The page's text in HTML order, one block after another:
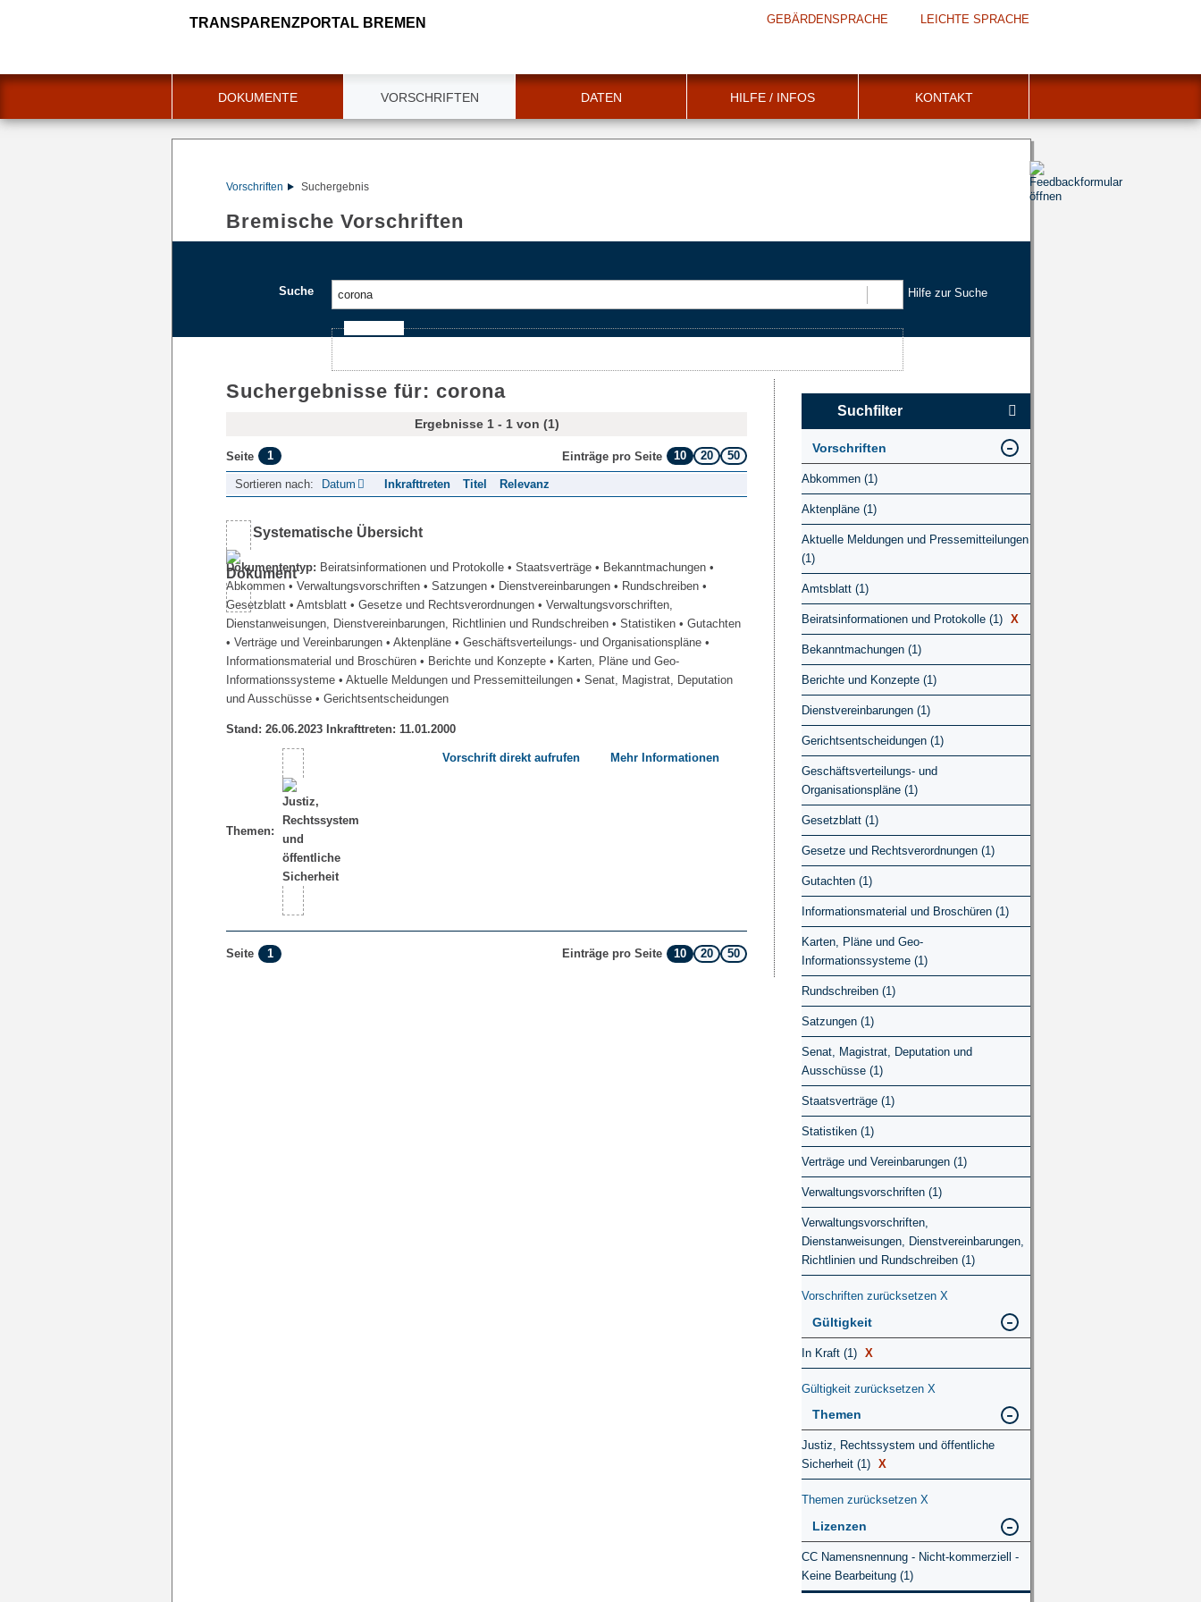
TRANSPARENZPORTAL BREMEN GEBÄRDENSPRACHE LEICHTE SPRACHE
DOKUMENTE VORSCHRIFTEN DATEN HILFE / INFOS KONTAKT
Vorschriften Suchergebnis
Bremische Vorschriften
Suche Hilfe zur Suche
Suchergebnisse für: corona
Ergebnisse 1 - 1 von (1)
Seite 1 Einträge pro Seite 10 20 50
Sortieren nach: Datum Inkrafttreten Titel Relevanz
Systematische Übersicht
Dokumententyp: Beiratsinformationen und Protokolle • Staatsverträge • Bekanntmachungen •
Abkommen • Verwaltungsvorschriften • Satzungen • Dienstvereinbarungen • Rundschreiben •
Gesetzblatt • Amtsblatt • Gesetze und Rechtsverordnungen • Verwaltungsvorschriften,
Dienstanweisungen, Dienstvereinbarungen, Richtlinien und Rundschreiben • Statistiken • Gutachten
• Verträge und Vereinbarungen • Aktenpläne • Geschäftsverteilungs- und Organisationspläne •
Informationsmaterial und Broschüren • Berichte und Konzepte • Karten, Pläne und Geo-
Informationssysteme • Aktuelle Meldungen und Pressemitteilungen • Senat, Magistrat, Deputation
und Ausschüsse • Gerichtsentscheidungen
Stand: 26.06.2023 Inkrafttreten: 11.01.2000
Themen:
Vorschrift direkt aufrufen Mehr Informationen
Seite 1 Einträge pro Seite 10 20 50
Suchfilter
Vorschriften
Abkommen (1)
Aktenpläne (1)
Aktuelle Meldungen und Pressemitteilungen
(1)
Amtsblatt (1)
Beiratsinformationen und Protokolle (1) X
Bekanntmachungen (1)
Berichte und Konzepte (1)
Dienstvereinbarungen (1)
Gerichtsentscheidungen (1)
Geschäftsverteilungs- und
Organisationspläne (1)
Gesetzblatt (1)
Gesetze und Rechtsverordnungen (1)
Gutachten (1)
Informationsmaterial und Broschüren (1)
Karten, Pläne und Geo-
Informationssysteme (1)
Rundschreiben (1)
Satzungen (1)
Senat, Magistrat, Deputation und
Ausschüsse (1)
Staatsverträge (1)
Statistiken (1)
Verträge und Vereinbarungen (1)
Verwaltungsvorschriften (1)
Verwaltungsvorschriften,
Dienstanweisungen, Dienstvereinbarungen,
Richtlinien und Rundschreiben (1)
Vorschriften zurücksetzen X
Gültigkeit
In Kraft (1) X
Gültigkeit zurücksetzen X
Themen
Justiz, Rechtssystem und öffentliche
Sicherheit (1) X
Themen zurücksetzen X
Lizenzen
CC Namensnennung - Nicht-kommerziell -
Keine Bearbeitung (1)